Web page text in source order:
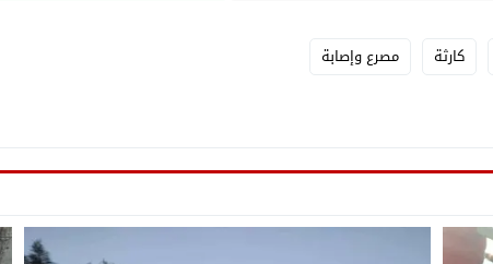
كارثة
مصرع وإصابة